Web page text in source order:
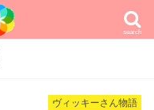
search
ヴィッキーさん物語